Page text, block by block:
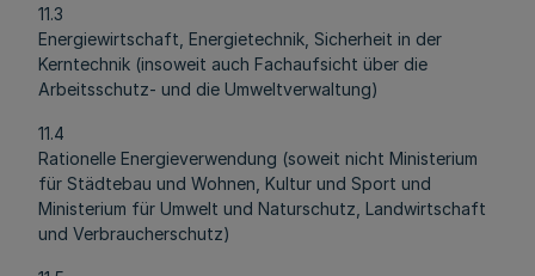
11.3
Energiewirtschaft, Energietechnik, Sicherheit in der
Kerntechnik (insoweit auch Fachaufsicht über die
Arbeitsschutz- und die Umweltverwaltung)
11.4
Rationelle Energieverwendung (soweit nicht Ministerium
für Städtebau und Wohnen, Kultur und Sport und
Ministerium für Umwelt und Naturschutz, Landwirtschaft
und Verbraucherschutz)